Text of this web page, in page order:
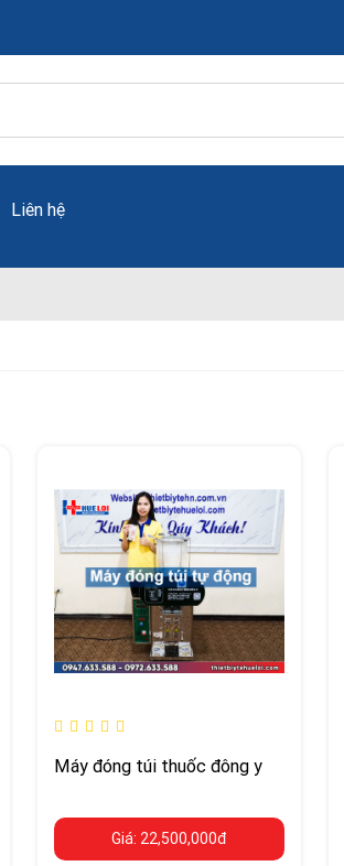
Liên hệ
Máy đóng túi thuốc đông y
Giá: 22,500,000đ